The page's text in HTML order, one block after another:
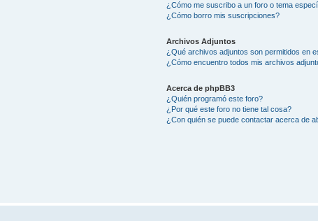
¿Cómo me suscribo a un foro o tema
¿Cómo borro mis suscripciones?
Archivos Adjuntos
¿Qué archivos adjuntos son permitidos en
¿Cómo encuentro todos mis archivos
Acerca de phpBB3
¿Quién programó este foro?
¿Por qué este foro no tiene tal cosa?
¿Con quién se puede contactar acerca de